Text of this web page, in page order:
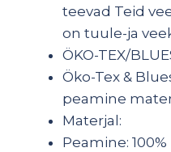
teevad Teid
on tuule-ja
ÖKO-TEX/
Öko-Tex &
peamine
Materjal:
Peamine: